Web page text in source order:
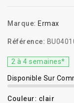
Marque: Ermax
Référence:
2 à 4 semaines*
Disponible Sur
Couleur: clair